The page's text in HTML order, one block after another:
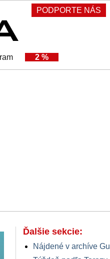
PODPORTE NÁS
2 %
Ďalšie sekcie:
Nájdené v archíve